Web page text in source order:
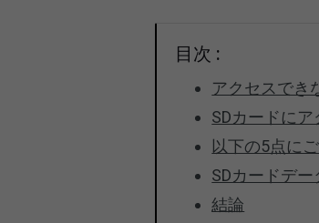
目次 :
アクセスでき
SDカードに
以下の5点に
SDカードデー
結論